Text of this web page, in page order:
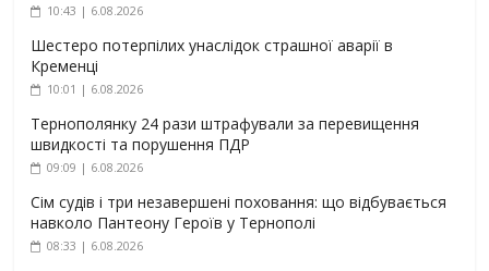
10:43 | 6.08.2026
Шестеро потерпілих унаслідок страшної аварії в
Кременці
10:01 | 6.08.2026
Тернополянку 24 рази штрафували за перевищення
швидкості та порушення ПДР
09:09 | 6.08.2026
Сім судів і три незавершені поховання: що відбувається
навколо Пантеону Героїв у Тернополі
08:33 | 6.08.2026